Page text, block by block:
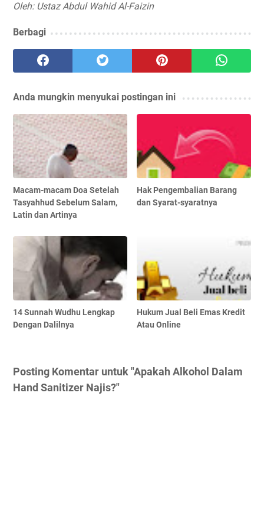
Oleh: Ustaz Abdul Wahid Al-Faizin
Berbagi
Anda mungkin menyukai postingan ini
Macam-macam Doa Setelah
Tasyahhud Sebelum Salam,
Latin dan Artinya
Hak Pengembalian Barang
dan Syarat-syaratnya
14 Sunnah Wudhu Lengkap
Dengan Dalilnya
Hukum Jual Beli Emas Kredit
Atau Online
Posting Komentar untuk "Apakah Alkohol Dalam
Hand Sanitizer Najis?"